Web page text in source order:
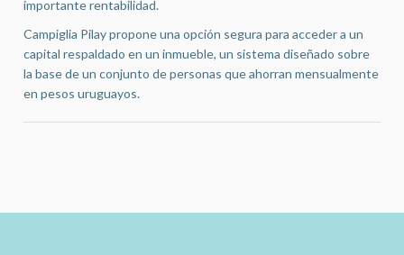
importante rentabilidad.
Campiglia Pilay propone una opción segura para acceder a un
capital respaldado en un inmueble, un sistema diseñado sobre
la base de un conjunto de personas que ahorran mensualmente
en pesos uruguayos.